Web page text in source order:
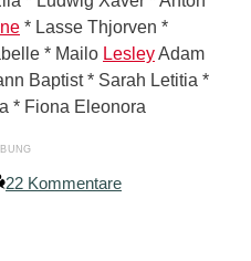
* Lasse Thjorven *
* Mailo LesleyAdam
Baptist * Sarah Letitia *
* Fiona Eleonora
22 Kommentare